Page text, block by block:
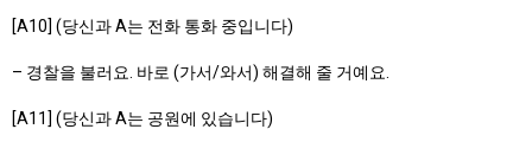
[A10] (당신과 A는 전화 통화 중입니다)
– 경찰을 불러요. 바로 (가서/와서) 해결해 줄 거예요.
[A11] (당신과 A는 공원에 있습니다)